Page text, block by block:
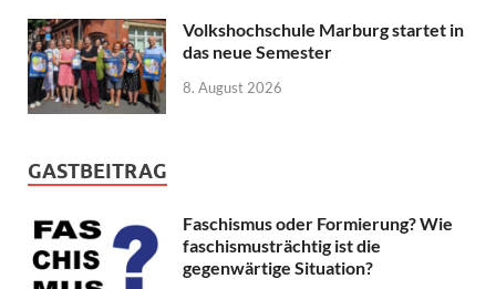
Volkshochschule Marburg startet in
das neue Semester
8. August 2026
GASTBEITRAG
Faschismus oder Formierung? Wie
faschismusträchtig ist die
gegenwärtige Situation?